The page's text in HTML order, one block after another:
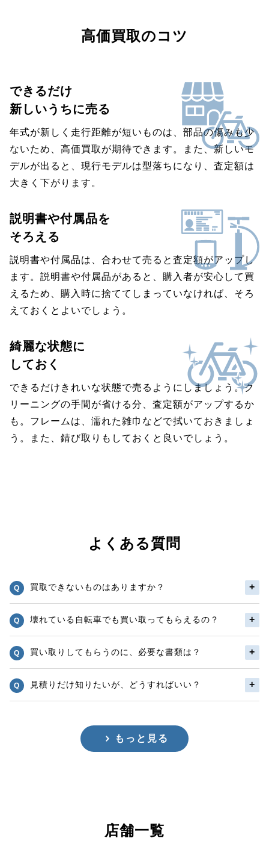
高価買取のコツ
できるだけ
新しいうちに売る
年式が新しく走行距離が短いものは、部品の傷みも少
ないため、高価買取が期待できます。また、新しいモ
デルが出ると、現行モデルは型落ちになり、査定額は
大きく下がります。
説明書や付属品を
そろえる
説明書や付属品は、合わせて売ると査定額がアップし
ます。説明書や付属品があると、購入者が安心して買
えるため、購入時に捨ててしまっていなければ、そろ
えておくとよいでしょう。
綺麗な状態に
しておく
できるだけきれいな状態で売るようにしましょう。ク
リーニングの手間が省ける分、査定額がアップするか
も。フレームは、濡れた雑巾などで拭いておきましょ
う。また、錆び取りもしておくと良いでしょう。
よくある質問
買取できないものはありますか？
壊れている自転車でも買い取ってもらえるの？
買い取りしてもらうのに、必要な書類は？
見積りだけ知りたいが、どうすればいい？
もっと見る
店舗一覧